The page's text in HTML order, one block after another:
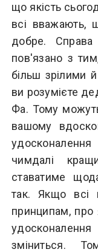
що якість
всі вважають,
добре.
пов'язано з
більш зрілими
ви розумієте
Фа. Тому можуть
вашому
чимдалі
ставатиме
так. Якщо всі
принципам, про
зміниться.